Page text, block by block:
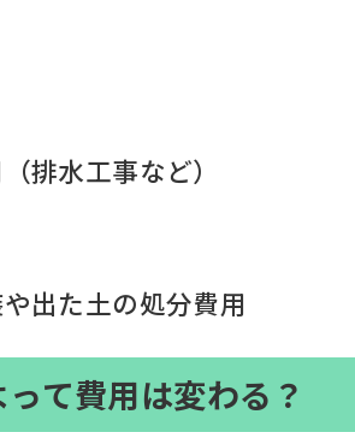
排水工事など）
出た土の処分費用
て費用は変わる？